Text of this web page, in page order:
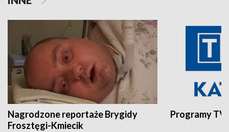
Nagrodzone reportaże Brygidy
Frosztęgi-Kmiecik
Programy